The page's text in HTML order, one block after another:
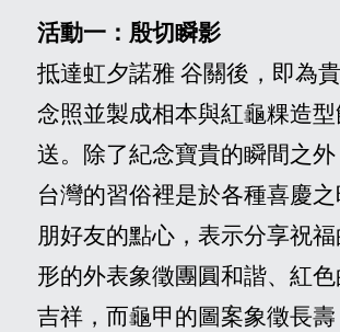
活動一：殷切瞬影
抵達虹夕諾雅 谷關後，即為
念照並製成相本與紅龜粿造
送。除了紀念寶貴的瞬間之
台灣的習俗裡是於各種喜慶
朋好友的點心，表示分享祝
形的外表象徵團圓和諧、紅
吉祥，而龜甲的圖案象徵長